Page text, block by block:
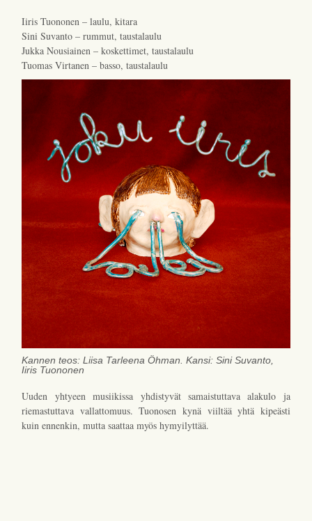
Iiris Tuononen – laulu, kitara
Sini Suvanto – rummut, taustalaulu
Jukka Nousiainen – koskettimet, taustalaulu
Tuomas Virtanen – basso, taustalaulu
Kannen teos: Liisa Tarleena Öhman. Kansi: Sini Suvanto,
Iiris Tuononen
Uuden yhtyeen musiikissa yhdistyvät samaistuttava alakulo ja
riemastuttava vallattomuus. Tuonosen kynä viiltää yhtä kipeästi
kuin ennenkin, mutta saattaa myös hymyilyttää.